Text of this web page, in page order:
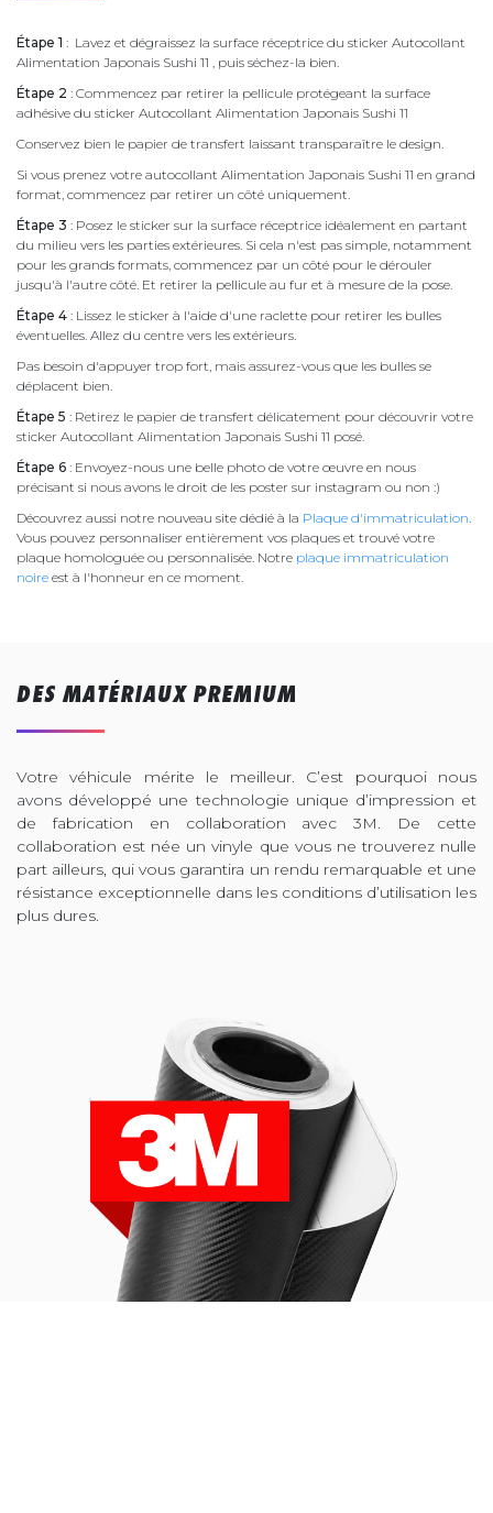
Étape 1 : Lavez et dégraissez la surface réceptrice du sticker Autocollant
Alimentation Japonais Sushi 11 , puis séchez-la bien.
Étape 2 : Commencez par retirer la pellicule protégeant la surface
adhésive du sticker Autocollant Alimentation Japonais Sushi 11
Conservez bien le papier de transfert laissant transparaître le design.
Si vous prenez votre autocollant Alimentation Japonais Sushi 11 en grand
format, commencez par retirer un côté uniquement.
Étape 3 : Posez le sticker sur la surface réceptrice idéalement en partant
du milieu vers les parties extérieures. Si cela n'est pas simple, notamment
pour les grands formats, commencez par un côté pour le dérouler
jusqu'à l'autre côté. Et retirer la pellicule au fur et à mesure de la pose.
Étape 4 : Lissez le sticker à l'aide d'une raclette pour retirer les bulles
éventuelles. Allez du centre vers les extérieurs.
Pas besoin d'appuyer trop fort, mais assurez-vous que les bulles se
déplacent bien.
Étape 5 : Retirez le papier de transfert délicatement pour découvrir votre
sticker Autocollant Alimentation Japonais Sushi 11 posé.
Étape 6 : Envoyez-nous une belle photo de votre œuvre en nous
précisant si nous avons le droit de les poster sur instagram ou non :)
Découvrez aussi notre nouveau site dédié à la Plaque d'immatriculation.
Vous pouvez personnaliser entièrement vos plaques et trouvé votre
plaque homologuée ou personnalisée. Notre plaque immatriculation
noire est à l'honneur en ce moment.
DES MATÉRIAUX PREMIUM
Votre véhicule mérite le meilleur. C’est pourquoi nous
avons développé une technologie unique d’impression et
de fabrication en collaboration avec 3M. De cette
collaboration est née un vinyle que vous ne trouverez nulle
part ailleurs, qui vous garantira un rendu remarquable et une
résistance exceptionnelle dans les conditions d’utilisation les
plus dures.